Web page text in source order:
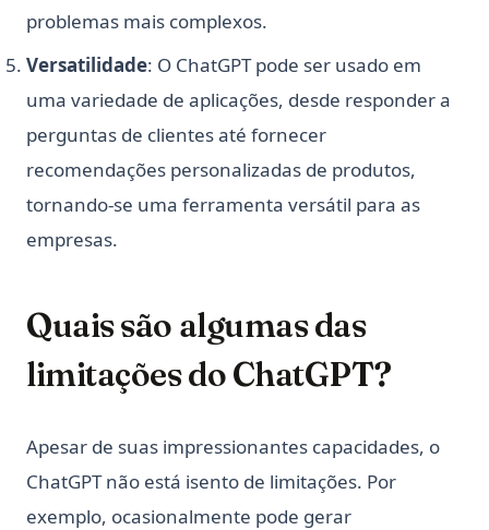
problemas mais complexos.
Versatilidade: O ChatGPT pode ser usado em
uma variedade de aplicações, desde responder a
perguntas de clientes até fornecer
recomendações personalizadas de produtos,
tornando-se uma ferramenta versátil para as
empresas.
Quais são algumas das
limitações do ChatGPT?
Apesar de suas impressionantes capacidades, o
ChatGPT não está isento de limitações. Por
exemplo, ocasionalmente pode gerar